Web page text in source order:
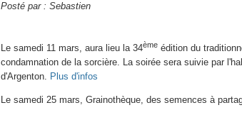
Posté par : Sebastien
Le samedi 11 mars, aura lieu la 34ème édition du
condamnation de la sorcière. La soirée sera suivie par
d'Argenton. Plus d'infos
Le samedi 25 mars, Grainothèque, des semences à